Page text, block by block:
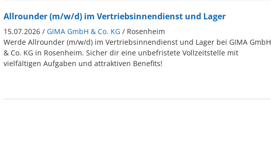
Allrounder (m/w/d) im Vertriebsinnendienst und Lager
15.07.2026 / GIMA GmbH & Co. KG / Rosenheim
Werde Allrounder (m/w/d) im Vertriebsinnendienst und Lager bei GIMA GmbH
& Co. KG in Rosenheim. Sicher dir eine unbefristete Vollzeitstelle mit
vielfältigen Aufgaben und attraktiven Benefits!